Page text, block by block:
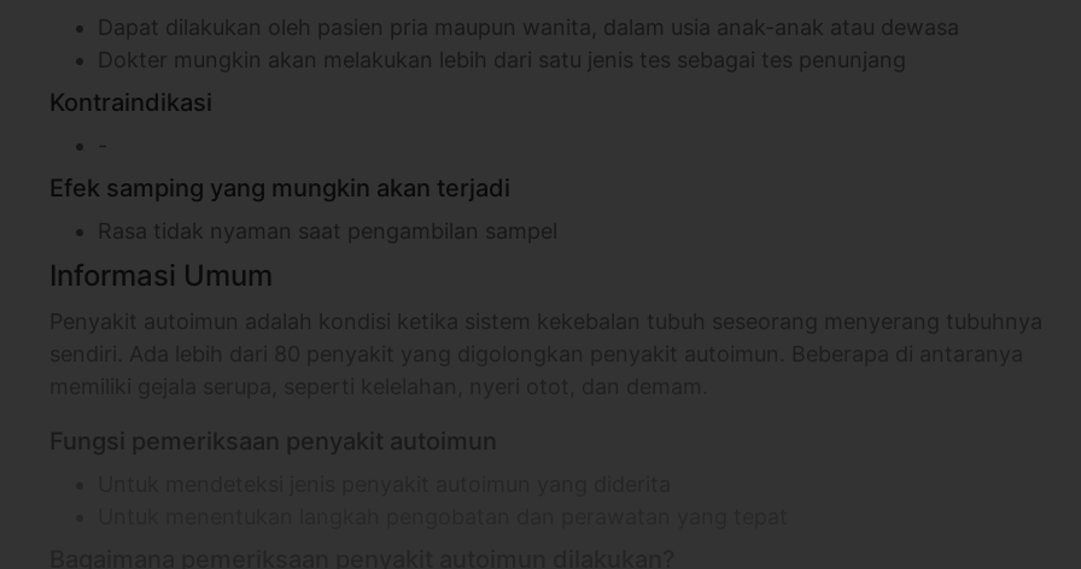
Dapat dilakukan oleh pasien pria maupun wanita, dalam usia anak-anak atau dewasa
Dokter mungkin akan melakukan lebih dari satu jenis tes sebagai tes penunjang
Kontraindikasi
-
Efek samping yang mungkin akan terjadi
Rasa tidak nyaman saat pengambilan sampel
Informasi Umum
Penyakit autoimun adalah kondisi ketika sistem kekebalan tubuh seseorang menyerang tubuhnya
Fungsi pemeriksaan penyakit autoimun